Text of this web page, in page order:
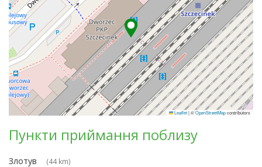
Leaflet|©OpenStreetMapcontributors
Пункти приймання поблизу
Злотув (44 km)